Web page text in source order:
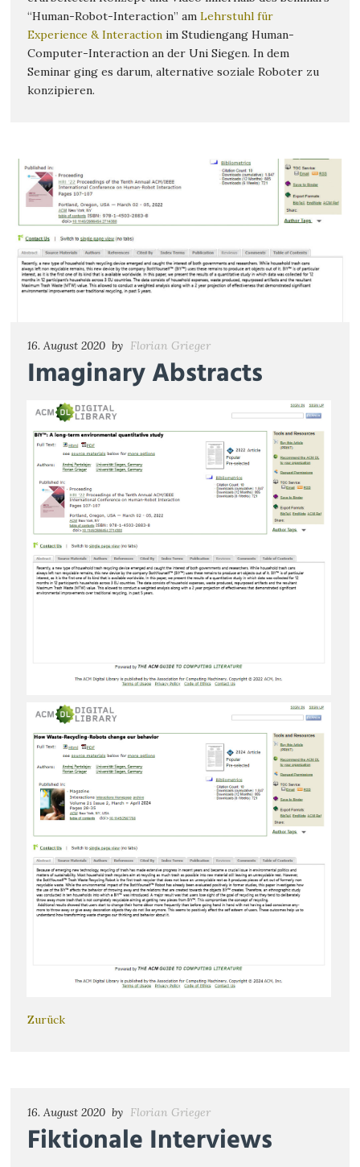
“Human-Robot-Interaction” amLehrstuhl für
Experience & Interaction im Studiengang Human-
Computer-Interaction an der Uni Siegen. In dem
Seminar ging es darum, alternative soziale Roboter zu
konzipieren.
16. August 2020 by Florian Grieger
Imaginary Abstracts
Zurück
16. August 2020 by Florian Grieger
Fiktionale Interviews